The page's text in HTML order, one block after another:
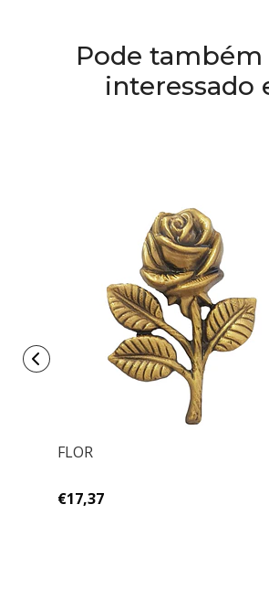
Pode também
interessado
FLOR
€17,37